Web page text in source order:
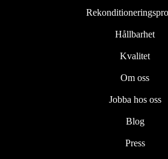
Hållbarhet
Kvalitet
Om oss
Jobba hos oss
Blog
Press